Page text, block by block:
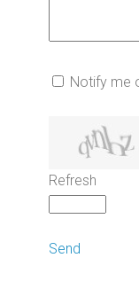
Notify me
Refresh
Send